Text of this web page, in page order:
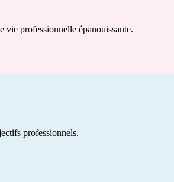
vie professionnelle épanouissante.
professionnels.